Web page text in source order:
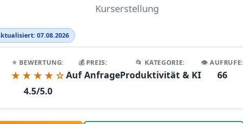
Kurserstellung
07.08.2026
⭐ BEWERTUNG:
★★★★☆
4.5/5.0
💰 PREIS:
Auf Anfrage
📂 KATEGORIE:
Produktivität & KI
👁️ AUFRUFE:
66